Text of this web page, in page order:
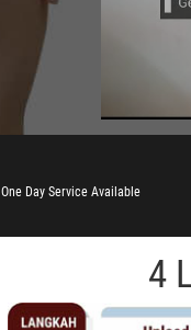
One Day Service Available
4